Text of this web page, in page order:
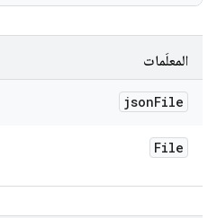
المعلَمات
jsonFile
File